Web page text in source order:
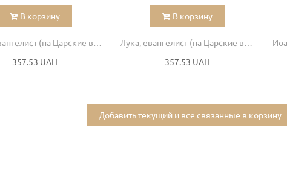
В корзину
357.53 UAH
В корзину
357.53 UAH
Добавить текущий и все связанные в корзину